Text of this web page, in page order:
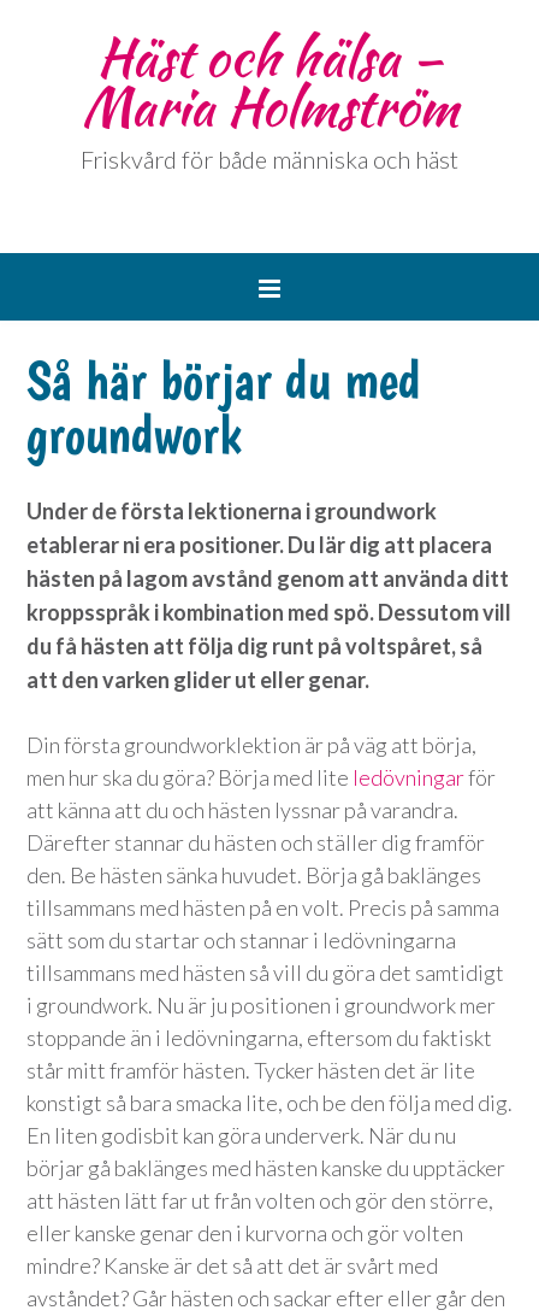
Häst och hälsa –
Maria Holmström
Friskvård för både människa och häst
Så här börjar du med
groundwork
Under de första lektionerna i groundwork
etablerar ni era positioner. Du lär dig att placera
hästen på lagom avstånd genom att använda ditt
kroppsspråk i kombination med spö. Dessutom vill
du få hästen att följa dig runt på voltspåret, så
att den varken glider ut eller genar.
Din första groundworklektion är på väg att börja,
men hur ska du göra? Börja med lite ledövningarför
att känna att du och hästen lyssnar på varandra.
Därefter stannar du hästen och ställer dig framför
den. Be hästen sänka huvudet. Börja gå baklänges
tillsammans med hästen på en volt. Precis på samma
sätt som du startar och stannar i ledövningarna
tillsammans med hästen så vill du göra det samtidigt
i groundwork. Nu är ju positionen i groundwork mer
stoppande än i ledövningarna, eftersom du faktiskt
står mitt framför hästen. Tycker hästen det är lite
konstigt så bara smacka lite, och be den följa med dig.
En liten godisbit kan göra underverk. När du nu
börjar gå baklänges med hästen kanske du upptäcker
att hästen lätt far ut från volten och gör den större,
eller kanske genar den i kurvorna och gör volten
mindre? Kanske är det så att det är svårt med
avståndet? Går hästen och sackar efter eller går den